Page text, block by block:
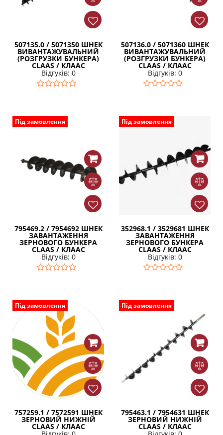
507135.0 / 5071350 ШНЕК
ВИВАНТАЖУВАЛЬНИЙ
(РОЗГРУЗКИ БУНКЕРА)
CLAAS / КЛААС
Відгуків: 0
507136.0 / 5071360 ШНЕК
ВИВАНТАЖУВАЛЬНИЙ
(РОЗГРУЗКИ БУНКЕРА)
CLAAS / КЛААС
Відгуків: 0
Під замовлення
795469.2 / 7954692 ШНЕК
ЗАВАНТАЖЕННЯ
ЗЕРНОВОГО БУНКЕРА
CLAAS / КЛААС
Відгуків: 0
Під замовлення
352968.1 / 3529681 ШНЕК
ЗАВАНТАЖЕННЯ
ЗЕРНОВОГО БУНКЕРА
CLAAS / КЛААС
Відгуків: 0
Під замовлення
757259.1 / 7572591 ШНЕК
ЗЕРНОВИЙ НИЖНІЙ
CLAAS / КЛААС
Під замовлення
795463.1 / 7954631 ШНЕК
ЗЕРНОВИЙ НИЖНІЙ
CLAAS / КЛААС